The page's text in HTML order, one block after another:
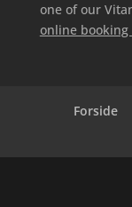
one of our
online booking
Forside